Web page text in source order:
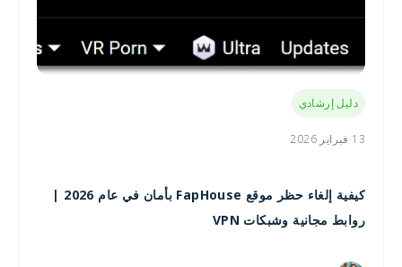
دليل إرشادي
13 فبراير 2026
كيفية إلغاء حظر موقع FapHouse بأمان في عام 2026 |
روابط مجانية وشبكات VPN